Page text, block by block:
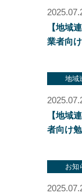
【地域
業者向
地域
【地域
者向け
お知